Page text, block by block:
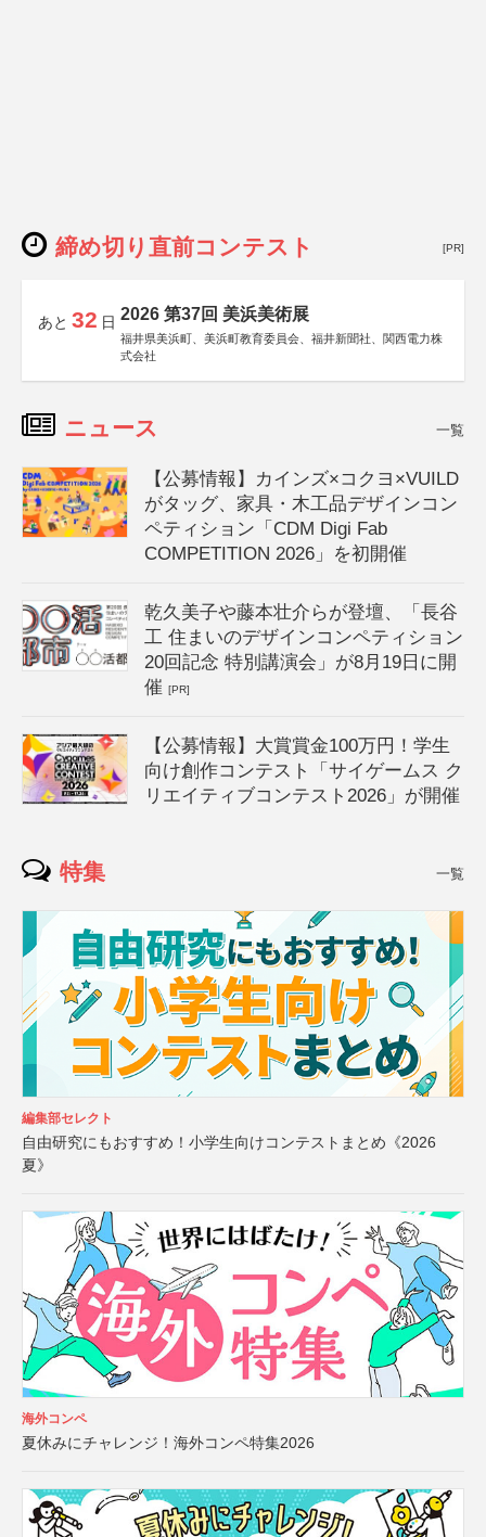
締め切り直前コンテスト [PR]
あと 32 日 2026 第37回 美浜美術展
福井県美浜町、美浜町教育委員会、福井新聞社、関西電力株
式会社
ニュース 一覧
【公募情報】カインズ×コクヨ×VUILD
がタッグ、家具・木工品デザインコン
ペティション「CDM Digi Fab
COMPETITION 2026」を初開催
乾久美子や藤本壮介らが登壇、「長谷
工 住まいのデザインコンペティション
20回記念 特別講演会」が8月19日に開
催[PR]
【公募情報】大賞賞金100万円！学生
向け創作コンテスト「サイゲームス ク
リエイティブコンテスト2026」が開催
特集 一覧
編集部セレクト
自由研究にもおすすめ！小学生向けコンテストまとめ《2026
夏》
海外コンペ
夏休みにチャレンジ！海外コンペ特集2026